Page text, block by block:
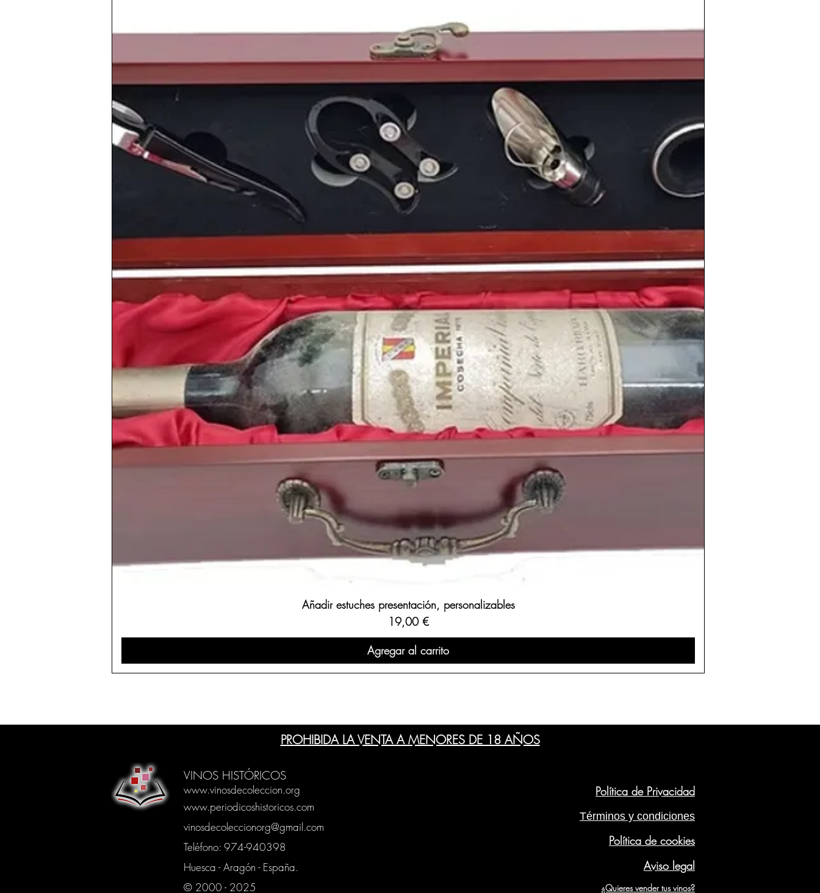
hipotecas de los españoles y que mas tarde se bautizó como el
boom del ladrillo.
Un gran año para el desarrollo cultural y la creación artística
especialmente fructífero para el mundo del cine. Continuaba el
desarrollo cultural en todos los ámbitos, y el mundo del cine se
beneficiaba de una política de subvenciones que ayudó a dar a
luz a grandes obras cinematográficas y se inauguraron los
premios de cine con más relevancia en el panorama español; los
premios Goya. Esta primera edición el principal triunfador fue
Fernando Fernán Gómez al llevarse tres de las más
importantes estatuillas, concretamente las de mejor dirección,
Jesús Gilse hace con la presidencia delAtlético de Madridy
panorama futbolístico español. Por otra parte, elReal Madrid
volvía a ganar laligay elF.C. Oportoganasu primera Copa de
Uno de los grupos que triunfaba en medio mundo en los 80
, los cuales lanzaron ese año 1987 uno de sus mejores
discos según la crítica;
The Joshua Tree. Tras el lanzamiento
pasaron con su gira por España aquelverano de 1987, siendo
primer concierto en nuestro país y congregando hasta 135
000 personas en el Santiago Bernabeu.
1987es elaño de nacimiento
de personas tan relevantes
como la leyenda del fútbol
Leo Messi Cristina Pedroche
actor inglésTom Felton , el futbolistaGerard Piqué
, la actriz
Blanca Suarez, el actor estadounidenseEvans Peters, el
Blake Livelyo el futbolista francésKarim Benzema.
Puedes encontrar una amplia selección de
de distintas nacionalidades, regiones y
perfectamente conservados en nuestras
online: https://www.periodicoshistoricos.com/vinos-antiguos
Añadir estuches presentación, personalizables
Precio
19,00 €
Agregar al carrito
PROHIBIDA LA VENTA A MENORES DE 18 AÑOS
VINOS HISTÓRICOS
www.vinosdecoleccion.org
www.periodicoshistoricos.com
vinosdecoleccionorg@gmail.com
Teléfono: 974-940398
Huesca - Aragón - España.
© 2000 - 2025
Política de Privacidad
Términos y condiciones
Política de cookies
Aviso legal
¿Quieres vender tus vinos?